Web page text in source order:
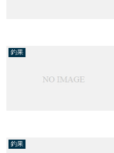
釣果
釣果